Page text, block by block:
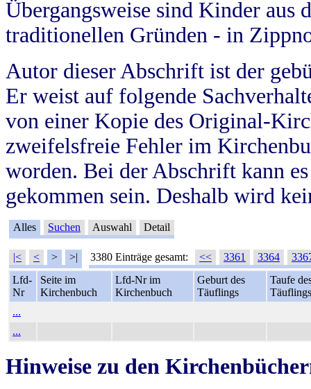
Übergangsweise sind Kinder aus
traditionellen Gründen - in
Autor dieser Abschrift ist der
Er weist auf folgende
von einer Kopie des Original-
zweifelsfreie Fehler im
worden. Bei der Abschrift kann
gekommen sein. Deshalb wird
Alles Suchen Auswahl Detail
|< < > >| 3380 Einträge gesamt: << 3361 3364
Lfd-
Nr
Seite im
Kirchenbuch
Lfd-Nr im
Kirchenbuch
Geburt des
Täuflings
Taufe
Täuflings
...
...
Hinweise zu den